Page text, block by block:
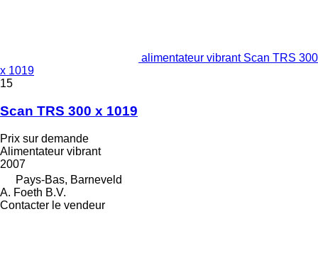
alimentateur vibrant Scan TRS 300
x 1019
15
Scan TRS 300 x 1019
Prix sur demande
Alimentateur vibrant
2007
Pays-Bas, Barneveld
A. Foeth B.V.
Contacter le vendeur